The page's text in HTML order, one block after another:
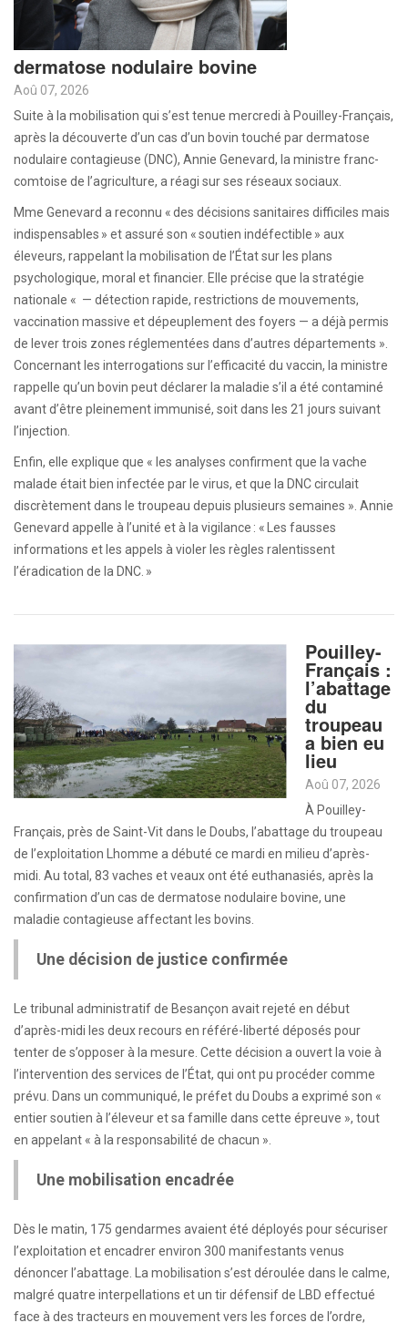
dermatose nodulaire bovine
Aoû 07, 2026
Suite à la mobilisation qui s’est tenue mercredi à Pouilley-Français,
après la découverte d’un cas d’un bovin touché par dermatose
nodulaire contagieuse (DNC), Annie Genevard, la ministre franc-
comtoise de l’agriculture, a réagi sur ses réseaux sociaux.
Mme Genevard a reconnu « des décisions sanitaires difficiles mais
indispensables » et assuré son « soutien indéfectible » aux
éleveurs, rappelant la mobilisation de l’État sur les plans
psychologique, moral et financier. Elle précise que la stratégie
nationale « — détection rapide, restrictions de mouvements,
vaccination massive et dépeuplement des foyers — a déjà permis
de lever trois zones réglementées dans d’autres départements ».
Concernant les interrogations sur l’efficacité du vaccin, la ministre
rappelle qu’un bovin peut déclarer la maladie s’il a été contaminé
avant d’être pleinement immunisé, soit dans les 21 jours suivant
l’injection.
Enfin, elle explique que « les analyses confirment que la vache
malade était bien infectée par le virus, et que la DNC circulait
discrètement dans le troupeau depuis plusieurs semaines ». Annie
Genevard appelle à l’unité et à la vigilance : « Les fausses
informations et les appels à violer les règles ralentissent
l’éradication de la DNC. »
Pouilley-
Français :
l’abattage
du
troupeau
a bien eu
lieu
Aoû 07, 2026
À Pouilley-
Français, près de Saint-Vit dans le Doubs, l’abattage du troupeau
de l’exploitation Lhomme a débuté ce mardi en milieu d’après-
midi. Au total, 83 vaches et veaux ont été euthanasiés, après la
confirmation d’un cas de dermatose nodulaire bovine, une
maladie contagieuse affectant les bovins.
Une décision de justice confirmée
Le tribunal administratif de Besançon avait rejeté en début
d’après-midi les deux recours en référé-liberté déposés pour
tenter de s’opposer à la mesure. Cette décision a ouvert la voie à
l’intervention des services de l’État, qui ont pu procéder comme
prévu. Dans un communiqué, le préfet du Doubs a exprimé son «
entier soutien à l’éleveur et sa famille dans cette épreuve », tout
en appelant « à la responsabilité de chacun ».
Une mobilisation encadrée
Dès le matin, 175 gendarmes avaient été déployés pour sécuriser
l’exploitation et encadrer environ 300 manifestants venus
dénoncer l’abattage. La mobilisation s’est déroulée dans le calme,
malgré quatre interpellations et un tir défensif de LBD effectué
face à des tracteurs en mouvement vers les forces de l’ordre,